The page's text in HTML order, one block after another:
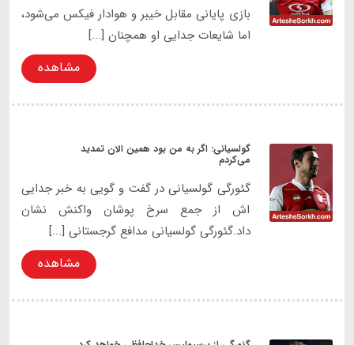
بازی پایانی مقابل خیبر و هوادار فیکس می‌شود،
اما شایعات جدایی او همچنان [...]
مشاهده
گولسیانی: اگر به من بود همین الان تمدید
می‌کردم
گئورگی گولسیانی در گفت و گویی به خبر جدایی
اش از جمع سرخ پوشان واکنش نشان
داد.گئورگی گولسیانی مدافع گرجستانی [...]
مشاهده